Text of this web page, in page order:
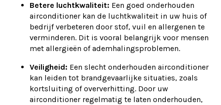
Betere luchtkwaliteit: Een goed onderhouden
airconditioner kan de luchtkwaliteit in uw huis of
bedrijf verbeteren door stof, vuil en allergenen te
verminderen. Dit is vooral belangrijk voor mensen
met allergieën of ademhalingsproblemen.
Veiligheid: Een slecht onderhouden airconditioner
kan leiden tot brandgevaarlijke situaties, zoals
kortsluiting of oververhitting. Door uw
airconditioner regelmatig te laten onderhouden,